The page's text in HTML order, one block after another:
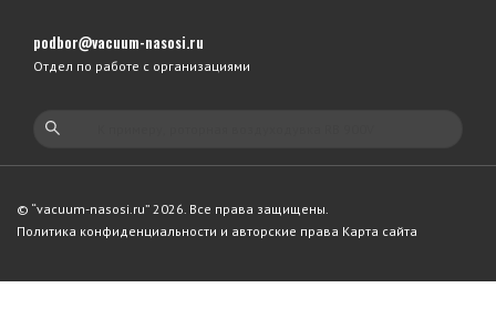
podbor@vacuum-nasosi.ru
Отдел по работе с организациями
© “vacuum-nasosi.ru” 2026. Все права защищены.
Политика конфиденциальности и авторские права Карта сайта